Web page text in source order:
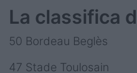
La classifica
50 Bordeau Beglès
47 Stade Toulosain